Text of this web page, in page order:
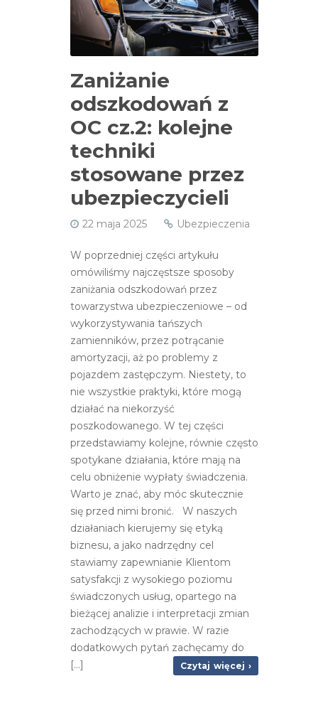
Zaniżanie
odszkodowań z
OC cz.2: kolejne
techniki
stosowane przez
ubezpieczycieli
22 maja 2025 Ubezpieczenia
W poprzedniej części artykułu
omówiliśmy najczęstsze sposoby
zaniżania odszkodowań przez
towarzystwa ubezpieczeniowe – od
wykorzystywania tańszych
zamienników, przez potrącanie
amortyzacji, aż po problemy z
pojazdem zastępczym. Niestety, to
nie wszystkie praktyki, które mogą
działać na niekorzyść
poszkodowanego. W tej części
przedstawiamy kolejne, równie często
spotykane działania, które mają na
celu obniżenie wypłaty świadczenia.
Warto je znać, aby móc skutecznie
się przed nimi bronić. W naszych
działaniach kierujemy się etyką
biznesu, a jako nadrzędny cel
stawiamy zapewnianie Klientom
satysfakcji z wysokiego poziomu
świadczonych usług, opartego na
bieżącej analizie i interpretacji zmian
zachodzących w prawie. W razie
dodatkowych pytań zachęcamy do
[...]
Czytaj więcej ›